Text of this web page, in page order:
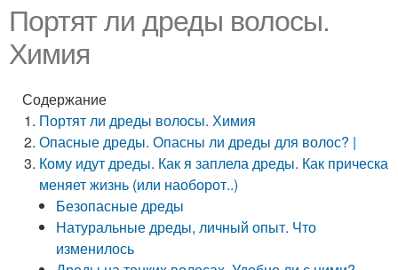
Портят ли дреды волосы.
Химия
Содержание
Портят ли дреды волосы. Химия
Опасные дреды. Опасны ли дреды для волос? |
Кому идут дреды. Как я заплела дреды. Как прическа
меняет жизнь (или наоборот..)
Безопасные дреды
Натуральные дреды, личный опыт. Что
изменилось